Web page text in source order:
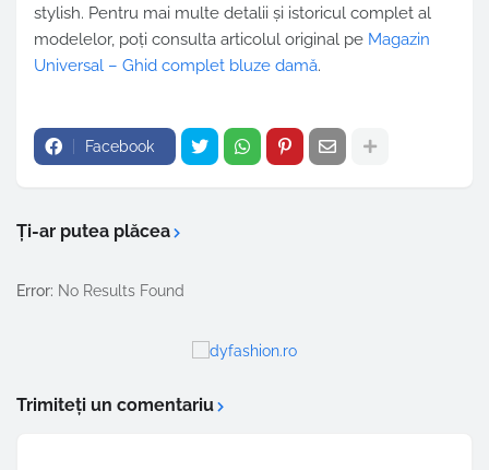
stylish. Pentru mai multe detalii și istoricul complet al
modelelor, poți consulta articolul original pe Magazin
Universal – Ghid complet bluze damă.
Facebook
Ți-ar putea plăcea
Error: No Results Found
Trimiteți un comentariu